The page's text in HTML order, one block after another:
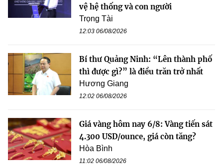
vệ hệ thống và con người
Trọng Tài
12:03 06/08/2026
Bí thư Quảng Ninh: “Lên thành phố
thì được gì?” là điều trăn trở nhất
Hương Giang
12:02 06/08/2026
Giá vàng hôm nay 6/8: Vàng tiến sát
4.300 USD/ounce, giá còn tăng?
Hòa Bình
11:02 06/08/2026